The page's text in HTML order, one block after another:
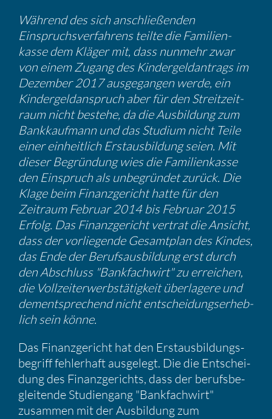
Während des sich anschlie­ßenden
Einspruchs­ver­fah­rens teilte die Famili­en­
kasse dem Kläger mit, dass nunmehr zwar
von einem Zugang des Kinder­geld­an­trags im
Dezember 2017 ausge­gangen werde, ein
Kinder­geld­an­spruch aber für den Streit­zeit­
raum nicht bestehe, da die Ausbil­dung zum
Bankkauf­mann und das Studium nicht Teile
einer einheit­lich Erstaus­bil­dung seien. Mit
dieser Begrün­dung wies die Famili­en­kasse
den Einspruch als unbegründet zurück. Die
Klage beim Finanz­ge­richt hatte für den
Zeitraum Februar 2014 bis Februar 2015
Erfolg. Das Finanz­ge­richt vertrat die Ansicht,
dass der vorlie­gende Gesamt­plan des Kindes,
das Ende der Berufs­aus­bil­dung erst durch
den Abschluss "Bankfach­wirt" zu errei­chen,
die Vollzeit­er­werbs­tä­tig­keit überla­gere und
dementspre­chend nicht entschei­dungs­er­heb­
lich sein könne.
Das Finanz­ge­richt hat den Erstaus­bil­dungs­
be­griff fehler­haft ausge­legt. Die die Entschei­
dung des Finanz­ge­richts, dass der berufs­be­
glei­tende Studi­en­gang "Bankfach­wirt"
zusammen mit der Ausbil­dung zum